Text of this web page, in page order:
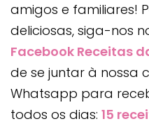
amigos e familiares!
deliciosas, siga-nos
Facebook Receitas
de se juntar à nossa
Whatsapp para
todos os dias: 15